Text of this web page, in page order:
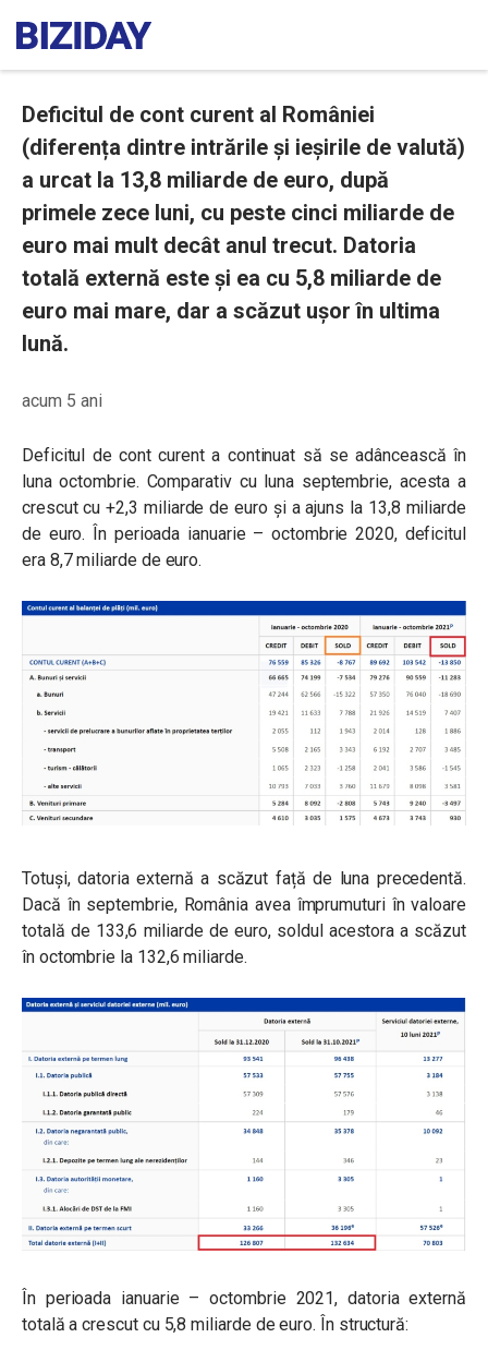
Deficitul de cont curent al României
(diferența dintre intrările și ieșirile de valută)
a urcat la 13,8 miliarde de euro, după
primele zece luni, cu peste cinci miliarde de
euro mai mult decât anul trecut. Datoria
totală externă este și ea cu 5,8 miliarde de
euro mai mare, dar a scăzut ușor în ultima
lună.
acum 5 ani
Deficitul de cont curent a continuat să se adâncească în
luna octombrie. Comparativ cu luna septembrie, acesta a
crescut cu +2,3 miliarde de euro și a ajuns la 13,8 miliarde
de euro. În perioada ianuarie – octombrie 2020, deficitul
era 8,7 miliarde de euro.
Totuși, datoria externă a scăzut față de luna precedentă.
Dacă în septembrie, România avea împrumuturi în valoare
totală de 133,6 miliarde de euro, soldul acestora a scăzut
în octombrie la 132,6 miliarde.
În perioada ianuarie – octombrie 2021, datoria externă
totală a crescut cu 5,8 miliarde de euro. În structură: